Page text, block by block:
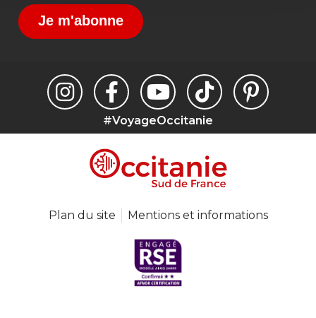
Je m'abonne
#VoyageOccitanie
Plan du site Mentions et informations